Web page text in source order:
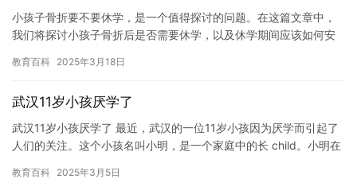
小孩子骨折要不要休学，是一个值得探讨的问题。在这篇文章中，
我们将探讨小孩子骨折后是否需要休学，以及休学期间应该如何安
如果…
教育百科 2025年3月18日
武汉11岁小孩厌学了
武汉11岁小孩厌学了 最近，武汉的一位11岁小孩因为厌学而引起了
人们的关注。这个小孩名叫小明，是一个家庭中的长 child。小明在
教育百科 2025年3月5日